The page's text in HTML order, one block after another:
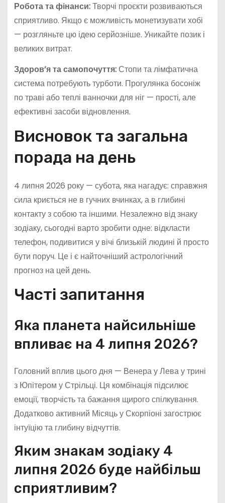
Робота та фінанси:Творчі проєкти розвиваються
сприятливо. Якщо є можливість монетизувати хобі
— розгляньте цю ідею серйозніше. Уникайте позик і
великих витрат.
Здоров’я та самопочуття:Стопи та лімфатична
система потребують турботи. Прогулянка босоніж
по траві або теплі ванночки для ніг — прості, але
ефективні засоби відновлення.
Висновок та загальна
порада на день
4 липня 2026 року — субота, яка нагадує: справжня
сила криється не в гучних вчинках, а в глибині
контакту з собою та іншими. Незалежно від знаку
зодіаку, сьогодні варто зробити одне: відкласти
телефон, подивитися у вічі близькій людині й просто
бути поруч. Це і є найточніший астрологічний
прогноз на цей день.
Часті запитання
Яка планета найсильніше
впливає на 4 липня 2026?
Головний вплив цього дня — Венера у Лева у трині
з Юпітером у Стрільці. Ця комбінація підсилює
емоції, творчість та бажання щирого спілкування.
Додатково активний Місяць у Скорпіоні загострює
інтуїцію та глибину відчуттів.
Яким знакам зодіаку 4
липня 2026 буде найбільш
сприятливим?